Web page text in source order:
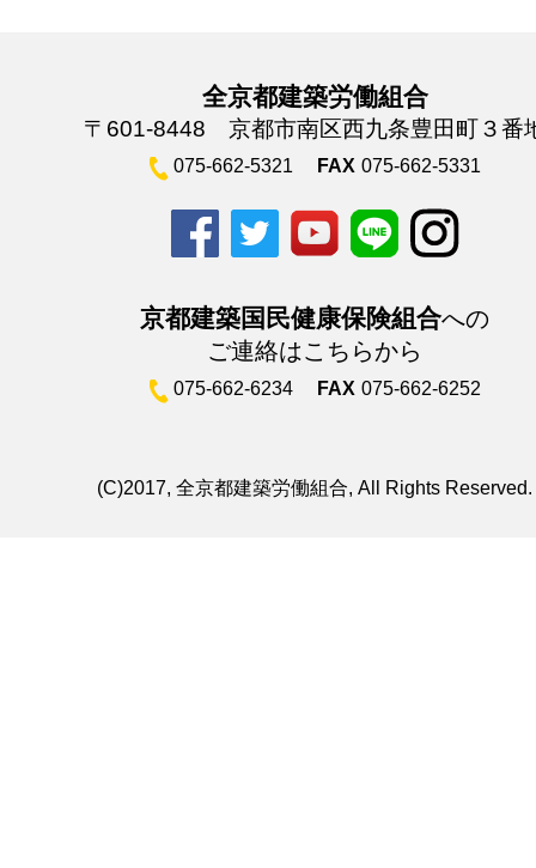
全京都建築労働組合
〒601-8448 京都市南区西九条豊田町３番
075-662-5321 FAX 075-662-5331
京都建築国民健康保険組合への
ご連絡はこちらから
075-662-6234 FAX 075-662-6252
(C)2017, 全京都建築労働組合, All Rights Reserved.